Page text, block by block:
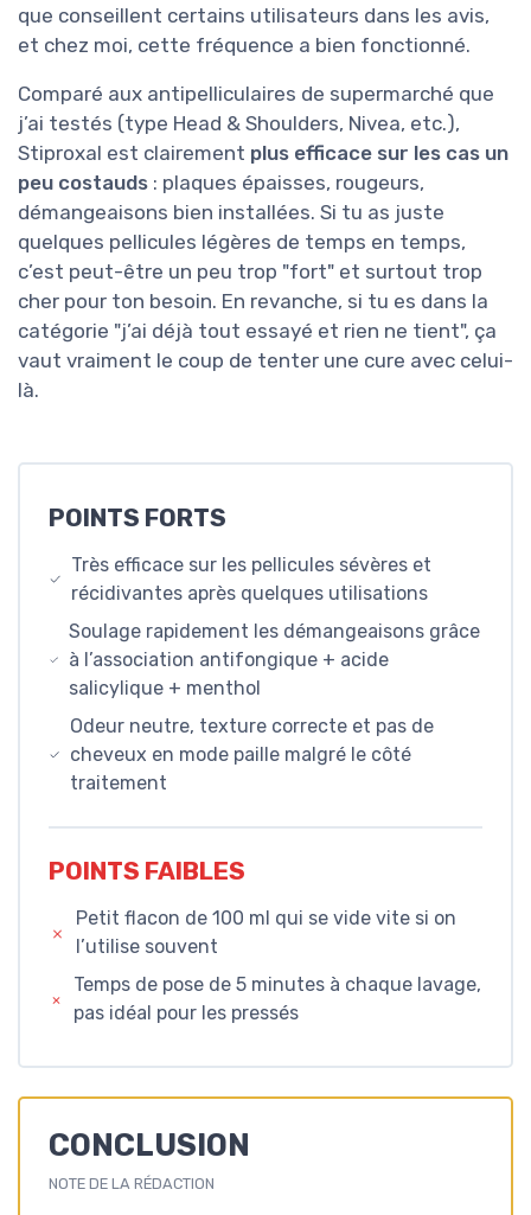
que conseillent certains utilisateurs dans les avis,
et chez moi, cette fréquence a bien fonctionné.
Comparé aux antipelliculaires de supermarché que
j’ai testés (type Head & Shoulders, Nivea, etc.),
Stiproxal est clairement plus efficace sur les cas un
peu costauds : plaques épaisses, rougeurs,
démangeaisons bien installées. Si tu as juste
quelques pellicules légères de temps en temps,
c’est peut-être un peu trop "fort" et surtout trop
cher pour ton besoin. En revanche, si tu es dans la
catégorie "j’ai déjà tout essayé et rien ne tient", ça
vaut vraiment le coup de tenter une cure avec celui-
là.
POINTS FORTS
Très efficace sur les pellicules sévères et
récidivantes après quelques utilisations
Soulage rapidement les démangeaisons grâce
à l’association antifongique + acide
salicylique + menthol
Odeur neutre, texture correcte et pas de
cheveux en mode paille malgré le côté
traitement
POINTS FAIBLES
Petit flacon de 100 ml qui se vide vite si on
l’utilise souvent
Temps de pose de 5 minutes à chaque lavage,
pas idéal pour les pressés
CONCLUSION
NOTE DE LA RÉDACTION